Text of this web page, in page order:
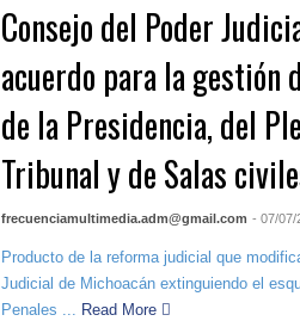
Consejo del Poder
acuerdo para la gestión
de la Presidencia, del
Tribunal y de Salas
frecuenciamultimedia.adm@gmail.com - 07/07/
Producto de la reforma judicial que
Judicial de Michoacán extinguiendo el
Penales ... Read More